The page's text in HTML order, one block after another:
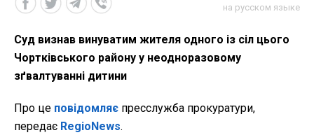
на русском языке
Суд визнав винуватим жителя одного із сіл цього
Чортківського району у неодноразовому
зґвалтуванні дитини
Про це повідомляє пресслужба прокуратури,
передає RegioNews.